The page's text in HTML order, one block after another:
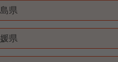
県
県